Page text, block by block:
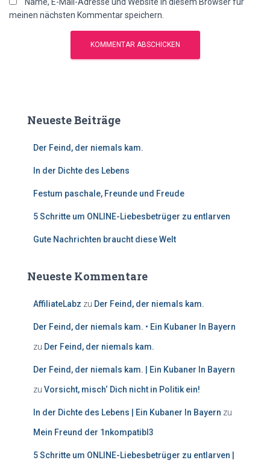
meinen nächsten Kommentar speichern.
Neueste Beiträge
Der Feind, der niemals kam.
In der Dichte des Lebens
Festum paschale, Freunde und Freude
5 Schritte um ONLINE-Liebesbetrüger zu entlarven
Gute Nachrichten braucht diese Welt
Neueste Kommentare
AffiliateLabz zu Der Feind, der niemals kam.
Der Feind, der niemals kam. • Ein Kubaner In Bayern
zu Der Feind, der niemals kam.
Der Feind, der niemals kam. | Ein Kubaner In Bayern
zu Vorsicht, misch‘ Dich nicht in Politik ein!
In der Dichte des Lebens | Ein Kubaner In Bayern zu
Mein Freund der 1nkompatibl3
5 Schritte um ONLINE-Liebesbetrüger zu entlarven |